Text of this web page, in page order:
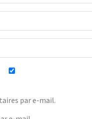
par e-mail.